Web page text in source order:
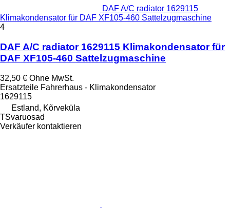
DAF A/C radiator 1629115
Klimakondensator für DAF XF105-460 Sattelzugmaschine
4
DAF A/C radiator 1629115 Klimakondensator für
DAF XF105-460 Sattelzugmaschine
32,50 € Ohne MwSt.
Ersatzteile Fahrerhaus - Klimakondensator
1629115
Estland, Kõrveküla
TSvaruosad
Verkäufer kontaktieren